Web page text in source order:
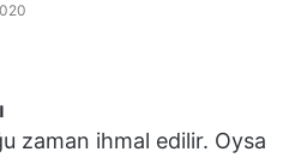
zaman ihmal edilir. Oysa